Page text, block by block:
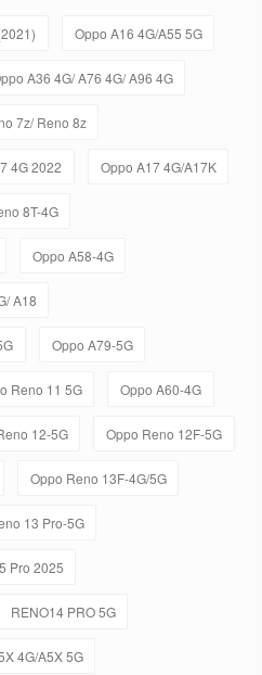
Oppo A16 4G/A55 5G
A36 4G/ A76 4G/ A96 4G
7z/ Reno 8z
4G 2022 Oppo A17 4G/A17K
8T-4G
Oppo A58-4G
A18
Oppo A79-5G
Reno 11 5G Oppo A60-4G
12-5G Oppo Reno 12F-5G
Oppo Reno 13F-4G/5G
13 Pro-5G
Pro 2025
RENO14 PRO 5G
4G/A5X 5G